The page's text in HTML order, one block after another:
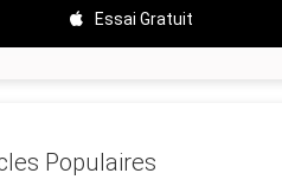
Essai Gratuit
Populaires